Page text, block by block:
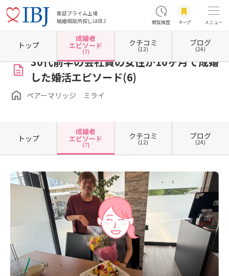
東証プライム上場
結婚相談所探しはIBJ
閲覧履歴 キープ メニュー
ホーム 福島県の結婚相談所 福島県郡山市 ペアーマリッジ ミライ 成婚者エピソー
30代前半の会社員の女性が10ヶ月で成婚
した婚活エピソード(6)
ペアーマリッジ ミライ
トップ
成婚者
エピソード
(7)
クチコミ
(12)
ブログ
(24)
トップ
成婚者
エピソード
(7)
クチコミ
(12)
ブログ
(24)